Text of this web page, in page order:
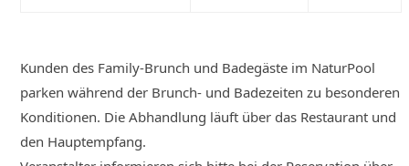
Kunden des Family-Brunch und Badegäste im NaturPool
parken während der Brunch- und Badezeiten zu besonderen
Konditionen. Die Abhandlung läuft über das Restaurant und
den Hauptempfang.